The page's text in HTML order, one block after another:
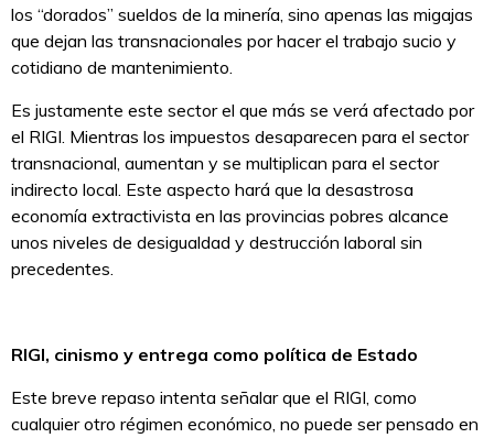
los “dorados” sueldos de la minería, sino apenas las migajas
que dejan las transnacionales por hacer el trabajo sucio y
cotidiano de mantenimiento.
Es justamente este sector el que más se verá afectado por
el RIGI. Mientras los impuestos desaparecen para el sector
transnacional, aumentan y se multiplican para el sector
indirecto local. Este aspecto hará que la desastrosa
economía extractivista en las provincias pobres alcance
unos niveles de desigualdad y destrucción laboral sin
precedentes.
RIGI, cinismo y entrega como política de Estado
Este breve repaso intenta señalar que el RIGI, como
cualquier otro régimen económico, no puede ser pensado en